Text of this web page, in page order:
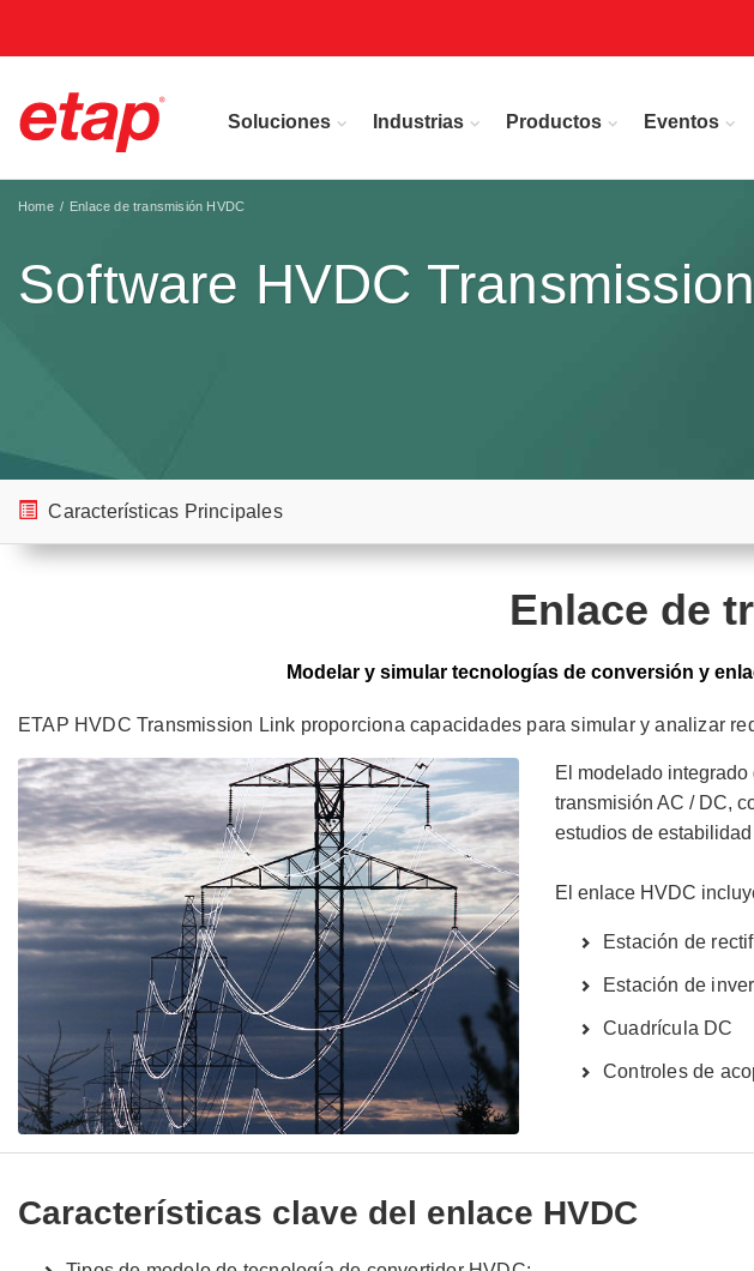
Soluciones Industrias Productos Eventos
Software HVDC
Home Enlace de transmisión HVDC
Características Principales
Enlace de
Modelar y simular tecnologías de conversión y
ETAP HVDC Transmission Link proporciona capacidades para simular y analizar
El modelado
transmisión AC / DC,
estudios de
El enlace HVDC
Estación de
Estación de
Cuadrícula DC
Controles de
Características clave del enlace HVDC